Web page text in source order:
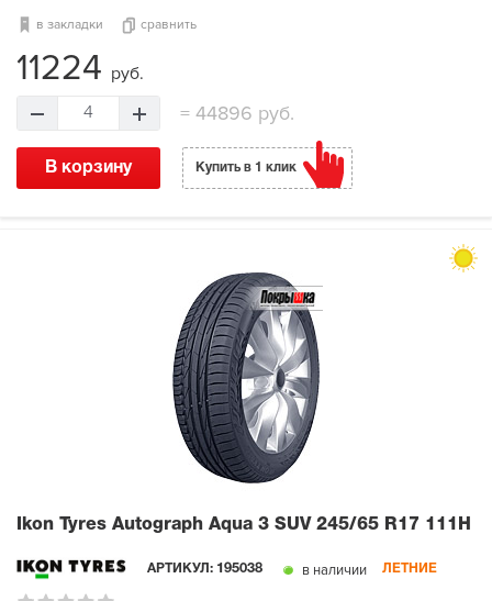
в закладки сравнить
11224 руб.
4 =44896 руб.
В корзину Купить в 1 клик
Ikon Tyres Autograph Aqua 3 SUV 245/65 R17 111H
АРТИКУЛ: 195038 в наличии ЛЕТНИЕ